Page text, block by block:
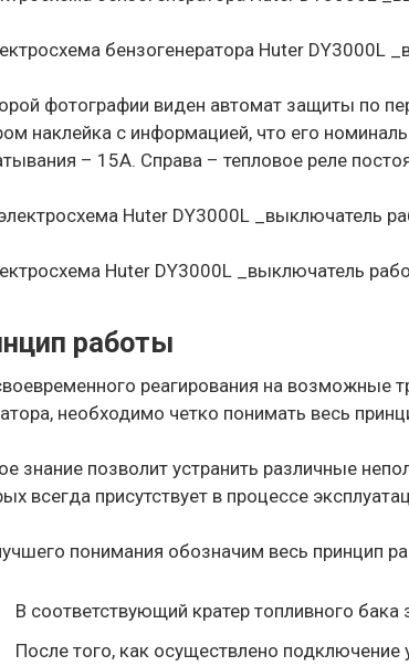
бензогенератора Huter DY3000L
фотографии виден автомат защиты по
наклейка с информацией, что его
– 15А. Справа – тепловое реле
Huter DY3000L _выключатель
работы
реагирования на возможные
необходимо четко понимать весь
знание позволит устранить различные
всегда присутствует в процессе
понимания обозначим весь принцип
В соответствующий кратер топливного бака
После того, как осуществлено подключение